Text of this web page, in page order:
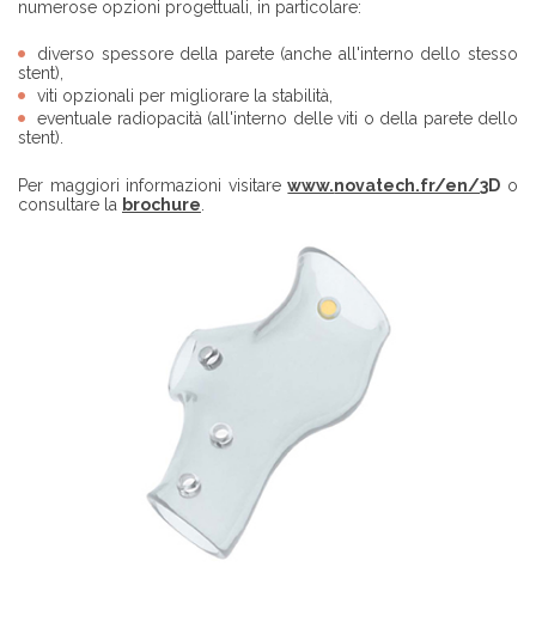
numerose opzioni progettuali, in particolare:
diverso spessore della parete (anche all'interno dello stesso
stent),
viti opzionali per migliorare la stabilità,
eventuale radiopacità (all'interno delle viti o della parete dello
stent).
Per maggiori informazioni visitarewww.novatech.fr/en/3D o
consultare la brochure